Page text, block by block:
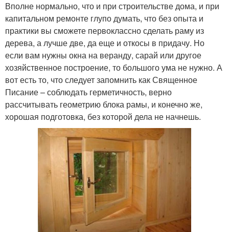
Вполне нормально, что и при строительстве дома, и при
капитальном ремонте глупо думать, что без опыта и
практики вы сможете первоклассно сделать раму из
дерева, а лучше две, да еще и откосы в придачу. Но
если вам нужны окна на веранду, сарай или другое
хозяйственное построение, то большого ума не нужно. А
вот есть то, что следует запомнить как Священное
Писание – соблюдать герметичность, верно
рассчитывать геометрию блока рамы, и конечно же,
хорошая подготовка, без которой дела не начнешь.